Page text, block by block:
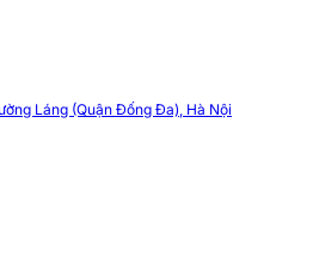
Láng (Quận Đống Đa), Hà Nội